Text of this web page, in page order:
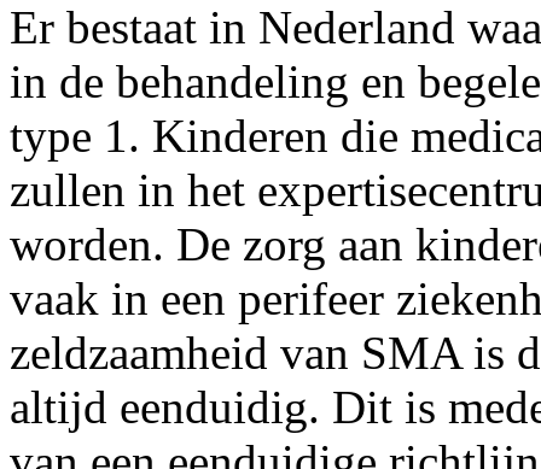
Er bestaat in Nederland
in de behandeling en
type 1. Kinderen die
zullen in het
worden. De zorg aan
vaak in een perifeer
zeldzaamheid van SMA is
altijd eenduidig. Dit is